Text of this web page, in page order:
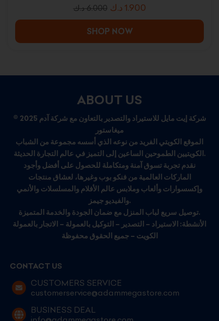
6.000 د.ك 1.900 د.ك
SHOP NOW
ABOUT US
© 2025 شركة إيت مايل للاستيراد والتصدير بالتعاون مع شركة آدم
ميغاستور
الموقع الكويتي الفريد من نوعه الذي أسسه مجموعة من الشباب
الكويتيين الطموحين الساعين إلى التميز في عالم التجارة الحديثة.
نقدم تجربة تسوق آمنة ومتكاملة للحصول على أفضل وأجود
الماركات العالمية من فنكو بوب وغيرها، لعشاق منتجات
وإكسسوارات وألعاب وملابس عالم الأفلام والمسلسلات والأنمي
والفيديو جيمز.
توصيل سريع لباب المنزل مع ضمان الجودة والخدمة المتميزة.
الأنشطة: الاستيراد – التصدير – التوكيل بالعمولة – الاتجار بالعمولة
الكويت – جميع الحقوق محفوظة
CONTACT US
CUSTOMERS SERVICE
customerservice@adammegastore.com
BUSINESS DEAL